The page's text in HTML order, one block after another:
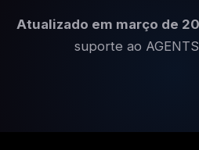
Atualizado em março de
suporte ao